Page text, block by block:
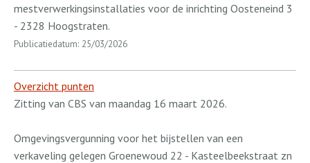
mestverwerkingsinstallaties voor de inrichting Oosteneind 3
- 2328 Hoogstraten.
Publicatiedatum: 25/03/2026
Overzicht punten
Zitting van CBS van maandag 16 maart 2026.
Omgevingsvergunning voor het bijstellen van een
verkaveling gelegen Groenewoud 22 - Kasteelbeekstraat zn